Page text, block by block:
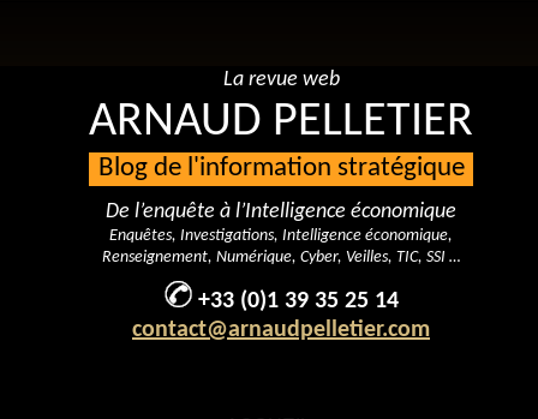
La revue web
ARNAUD PELLETIER
Blog de l'information stratégique
De l’enquête à l’Intelligence économique
Enquêtes, Investigations, Intelligence économique,
Renseignement, Numérique, Cyber, Veilles, TIC, SSI …
+33 (0)1 39 35 25 14
contact@arnaudpelletier.com